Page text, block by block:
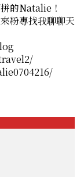
的Natalie！
粉專找我聊聊天